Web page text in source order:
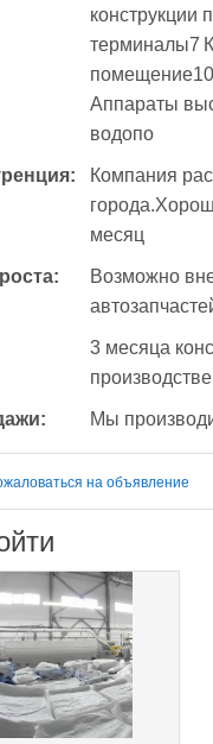
конструкции
терминалы7	Кровельное покрытие8	Рекламный фриз9	Бытовое
помещение10	Машинный зал11	Котел на жидком топливе12
Аппараты высокого
водопо
Компания
месяц
Возможно
3 месяца
Мы
на объявление